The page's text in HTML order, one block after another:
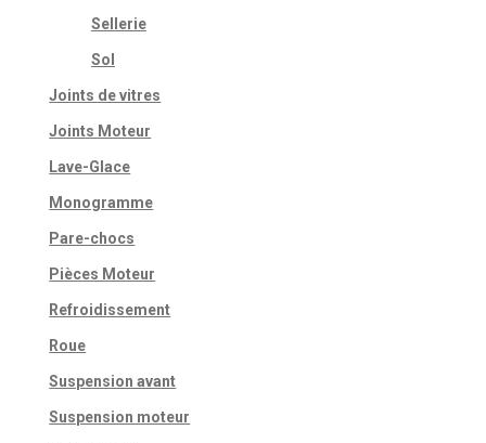
Sellerie
Sol
Joints de vitres
Joints Moteur
Lave-Glace
Monogramme
Pare-chocs
Pièces Moteur
Refroidissement
Roue
Suspension avant
Suspension moteur